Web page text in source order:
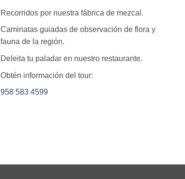
Recorridos por nuestra fábrica de mezcal.
Caminatas guiadas de observación de flora y
fauna de la región.
Deleita tu paladar en nuestro restaurante.
Obtén información del tour:
958 583 4599